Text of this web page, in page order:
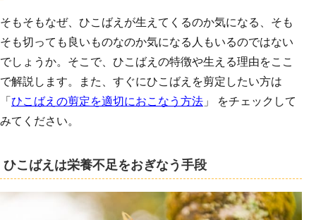
そもそもなぜ、ひこばえが生えてくるのか気になる、そも
そも切っても良いものなのか気になる人もいるのではない
でしょうか。そこで、ひこばえの特徴や生える理由をここ
で解説します。また、すぐにひこばえを剪定したい方は
「 ひこばえの剪定を適切におこなう方法 」 をチェックして
みてください。
ひこばえは栄養不足をおぎなう手段